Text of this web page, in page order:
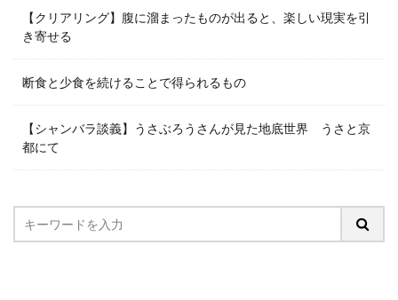
【クリアリング】腹に溜まったものが出ると、楽しい現実を引
き寄せる
断食と少食を続けることで得られるもの
【シャンバラ談義】うさぶろうさんが見た地底世界 うさと京
都にて